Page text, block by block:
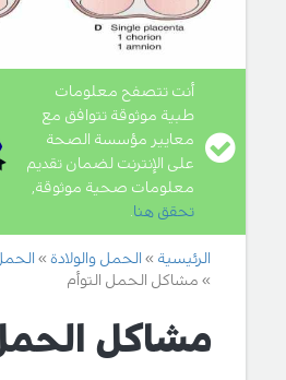
أنت تتصفح معلومات
طبية موثوقة تتوافق مع
معايير مؤسسة الصحة
على الإنترنت لضمان تقديم
معلومات صحية موثوقة,
تحقق هنا.
الرئيسية الحمل والولادة
مشاكل الحمل التوأم
مشاكل